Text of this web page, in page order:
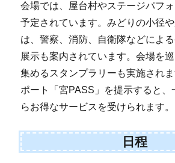
会場では、屋台村やステージパフ
予定されています。みどりの小径
は、警察、消防、自衛隊などによ
展示も案内されています。会場を
集めるスタンプラリーも実施され
ポート「宮PASS」を提示すると、
らお得なサービスを受けられます。
日程